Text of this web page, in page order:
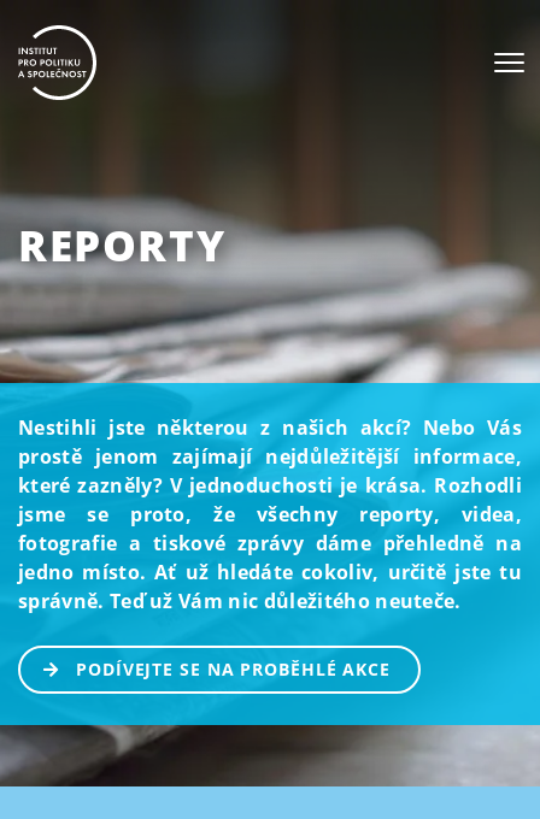
REPORTY
Nestihli jste některou z našich akcí? Nebo Vás
prostě jenom zajímají nejdůležitější informace,
které zazněly? V jednoduchosti je krása. Rozhodli
jsme se proto, že všechny reporty, videa,
fotografie a tiskové zprávy dáme přehledně na
jedno místo. Ať už hledáte cokoliv, určitě jste tu
správně. Teď už Vám nic důležitého neuteče.
PODÍVEJTE SE NA PROBĚHLÉ AKCE